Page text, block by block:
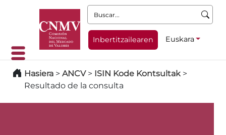
Buscar:
Inbertitzailearen Euskara
Hasiera > ANCV> ISIN Kode Kontsultak>
Resultado de la consulta